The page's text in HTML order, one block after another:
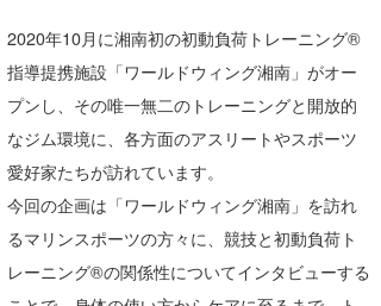
今月のプレゼント
2020年10月に湘南初の初動負荷トレーニング®
指導提携施設「ワールドウィング湘南」がオー
プンし、その唯一無二のトレーニングと開放的
なジム環境に、各方面のアスリートやスポーツ
愛好家たちが訪れています。
今回の企画は「ワールドウィング湘南」を訪れ
るマリンスポーツの方々に、競技と初動負荷ト
レーニング®の関係性についてインタビューする
湘南
千葉北
伊豆
千葉南
大阪
四国
お知らせ
その他
ルール＆How to
VOTE!
サーファーズ